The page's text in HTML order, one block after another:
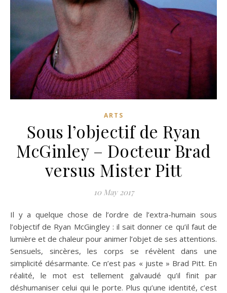
ARTS
Sous l’objectif de Ryan
McGinley – Docteur Brad
versus Mister Pitt
10 May 2017
Il y a quelque chose de l’ordre de l’extra-humain sous
l’objectif de Ryan McGingley : il sait donner ce qu’il faut de
lumière et de chaleur pour animer l’objet de ses attentions.
Sensuels, sincères, les corps se révèlent dans une
simplicité désarmante. Ce n’est pas « juste » Brad Pitt. En
réalité, le mot est tellement galvaudé qu’il finit par
déshumaniser celui qui le porte. Plus qu’une identité, c’est